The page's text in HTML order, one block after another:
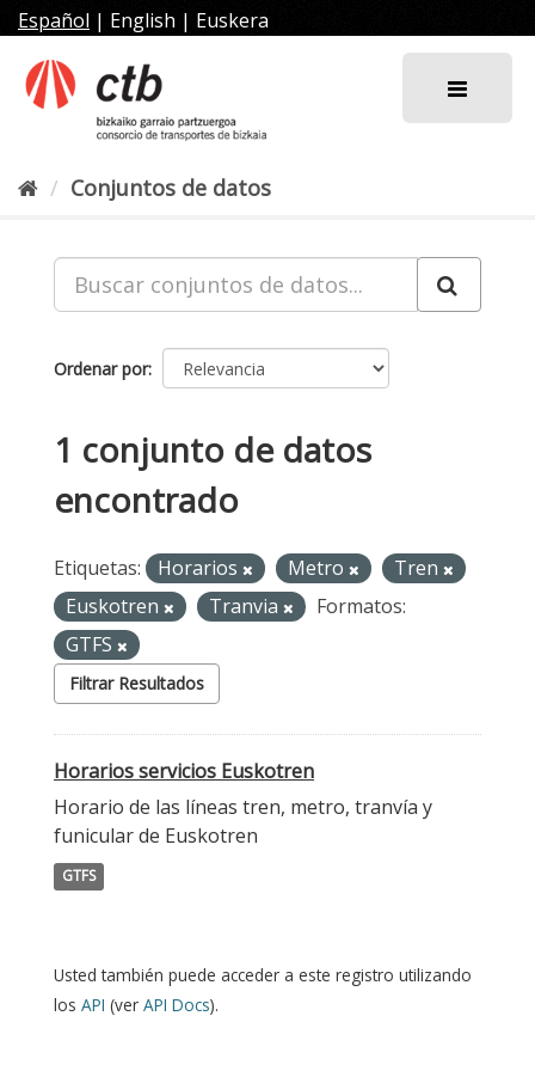
al
contenido
Español | English | Euskera
Conjuntos de datos
Ordenar por
1 conjunto de datos
encontrado
Etiquetas: Horarios Metro
Tren
Euskotren
Tranvia
Formatos:
GTFS
Filtrar Resultados
Horarios servicios Euskotren
Horario de las líneas tren, metro, tranvía y
funicular de Euskotren
GTFS
Usted también puede acceder a este registro utilizando
los API (ver API Docs).